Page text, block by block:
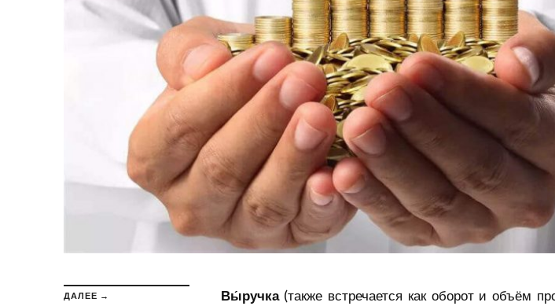
ДАЛЕЕ → Вы́ручка(также встречается как оборот и объём